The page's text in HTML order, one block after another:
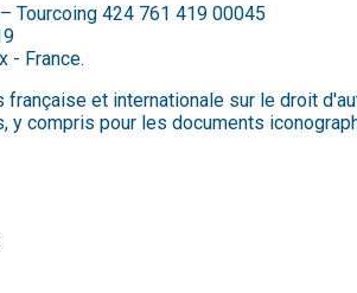
Tourcoing 424 761 419 00045
- France.
et internationale sur le droit
compris pour les documents